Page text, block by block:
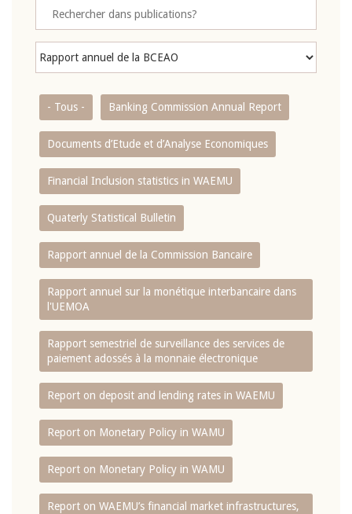
- Tous - Banking Commission Annual Report
Documents d’Etude et d’Analyse Economiques
Financial Inclusion statistics in WAEMU
Quaterly Statistical Bulletin
Rapport annuel de la Commission Bancaire
Rapport annuel sur la monétique interbancaire dans
l'UEMOA
Rapport semestriel de surveillance des services de
paiement adossés à la monnaie électronique
Report on deposit and lending rates in WAEMU
Report on Monetary Policy in WAMU
Report on Monetary Policy in WAMU
Report on WAEMU’s financial market infrastructures,